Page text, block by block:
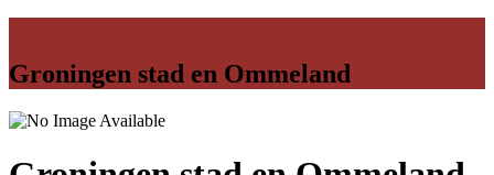
Groningen stad en Ommeland